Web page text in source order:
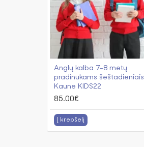
Anglų kalba 7-8 metų
pradinukams šeštadieniais
Kaune KIDS22
85.00€
Į krepšelį